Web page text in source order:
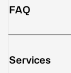
FAQ
Services